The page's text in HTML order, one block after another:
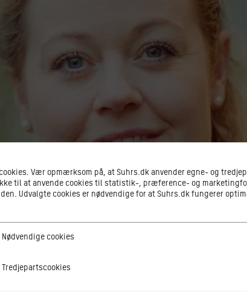
Vær opmærksom på, at Suhrs.dk anvender egne- og
til at anvende cookies til statistik-, præference- og
Udvalgte cookies er nødvendige for at Suhrs.dk fungerer
cookies
Nødvendige cookies
Tredjepartscookies